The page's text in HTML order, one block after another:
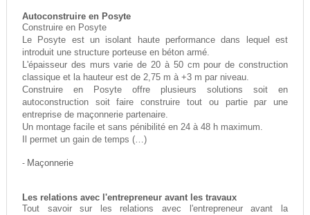
Autoconstruire en Posyte
Construire en Posyte
Le Posyte est un isolant haute performance dans lequel est
introduit une structure porteuse en béton armé.
L'épaisseur des murs varie de 20 à 50 cm pour de construction
classique et la hauteur est de 2,75 m à +3 m par niveau.
Construire en Posyte offre plusieurs solutions soit en
autoconstruction soit faire construire tout ou partie par une
entreprise de maçonnerie partenaire.
Un montage facile et sans pénibilité en 24 à 48 h maximum.
Il permet un gain de temps (…)
- Maçonnerie
Les relations avec l'entrepreneur avant les travaux
Tout savoir sur les relations avec l'entrepreneur avant la